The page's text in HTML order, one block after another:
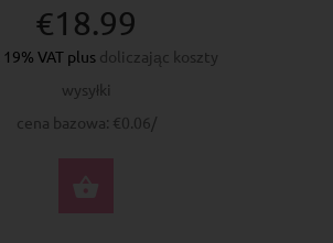
€18.99
VAT plus doliczając koszty
wysyłki
cena bazowa: €0.06/